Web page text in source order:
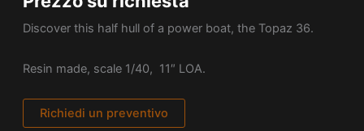
Discover this half hull of a power boat, the Topaz 36.
Resin made, scale 1/40, 11″ LOA.
Richiedi un preventivo